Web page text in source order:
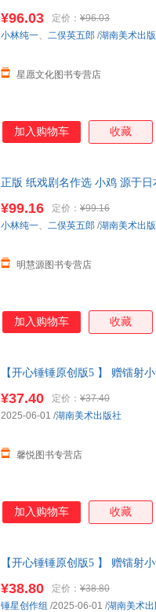
在线小当当客服
¥96.03 定价： ¥96.03
星愿文化图书专营店
小林纯一、 二俣英五郎 /湖南美术出
加入购物车 收藏
正版 纸戏剧名作选 小鸡 源于
¥99.16 定价： ¥99.16
明慧源图书专营店
小林纯一、 二俣英五郎 /湖南美术出
加入购物车 收藏
【开心锤锤原创版5 】 赠镭射
当当客服
¥37.40 定价： ¥37.40
馨悦图书专营店
2025-06-01 /湖南美术出版社
加入购物车 收藏
【开心锤锤原创版5 】 赠镭射
小当当客服
¥38.80 定价： ¥38.80
锤星创作组 /2025-06-01 /湖南美术